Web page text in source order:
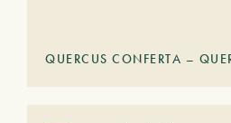
QUERCUS CONFERTA –